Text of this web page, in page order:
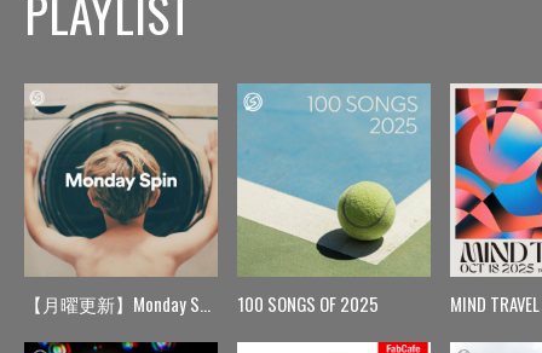
【月曜更新】Monday Spin 100 SONGS OF 2025 MIND TRAVEL